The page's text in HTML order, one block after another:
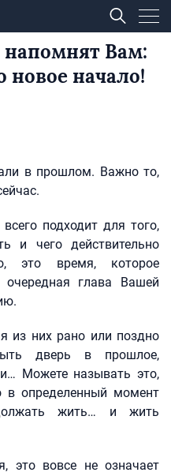
напомнят Вам:
новое начало!
в прошлом. Важно то,
подходит для того,
и чего действительно
это время, которое
очередная глава Вашей
из них рано или поздно
дверь в прошлое,
Можете называть это,
в определенный момент
жить… и жить
это вовсе не означает